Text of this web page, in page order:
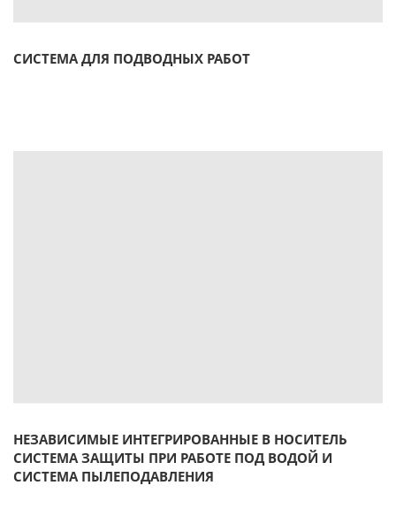
СИСТЕМА ДЛЯ ПОДВОДНЫХ РАБОТ
НЕЗАВИСИМЫЕ ИНТЕГРИРОВАННЫЕ В НОСИТЕЛЬ
СИСТЕМА ЗАЩИТЫ ПРИ РАБОТЕ ПОД ВОДОЙ И
СИСТЕМА ПЫЛЕПОДАВЛЕНИЯ